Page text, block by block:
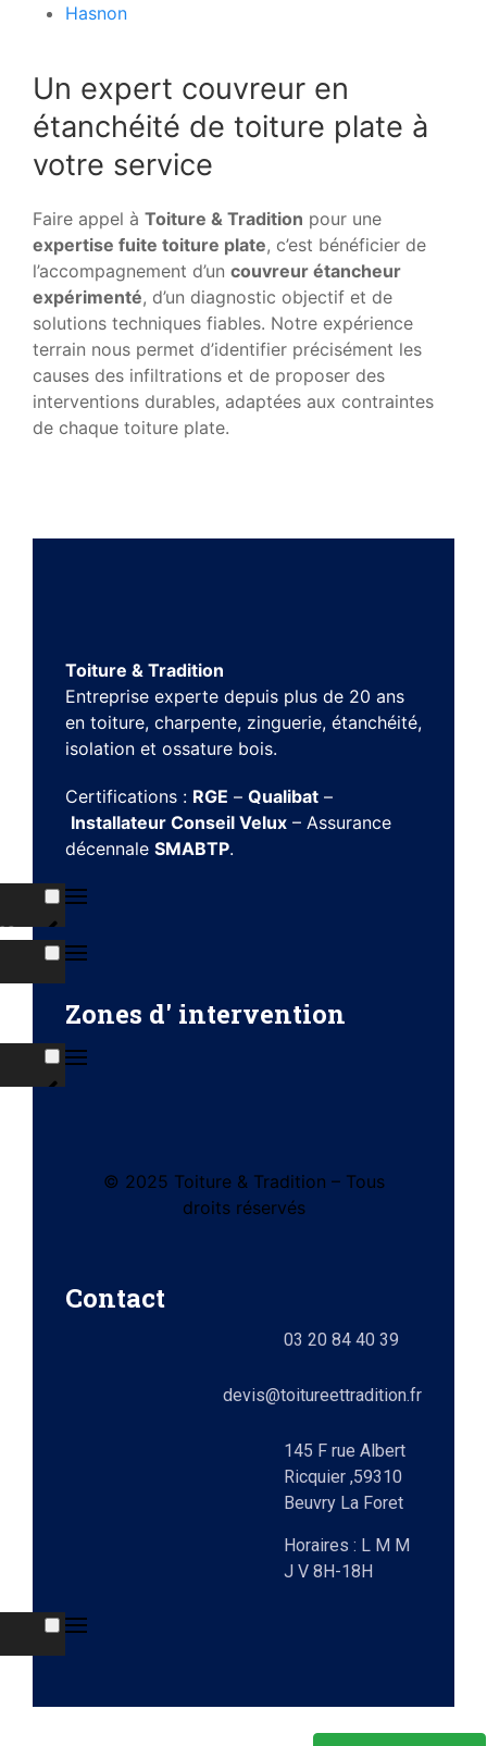
Hasnon
Un expert couvreur en
étanchéité de toiture plate à
votre service
Faire appel à Toiture & Tradition pour une
expertise fuite toiture plate, c’est bénéficier de
l’accompagnement d’un couvreur étancheur
expérimenté, d’un diagnostic objectif et de
solutions techniques fiables. Notre expérience
terrain nous permet d’identifier précisément les
causes des infiltrations et de proposer des
interventions durables, adaptées aux contraintes
de chaque toiture plate.
Toiture & Tradition
Entreprise experte depuis plus de 20 ans
en toiture, charpente, zinguerie, étanchéité,
isolation et ossature bois.
Certifications : RGE – Qualibat –
Installateur Conseil Velux – Assurance
décennale SMABTP.
Zones d' intervention
© 2025 Toiture & Tradition – Tous
droits réservés
Contact
03 20 84 40 39
devis@toitureettradition.fr
145 F rue Albert
Ricquier ,59310
Beuvry La Foret
Horaires : L M M
J V 8H-18H